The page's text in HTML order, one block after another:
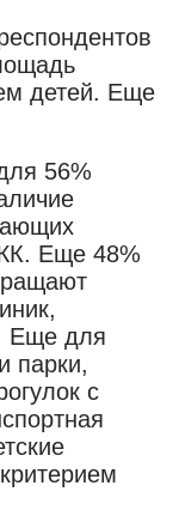
детей. Еще
56%
Еще 48%
Еще для
парки,
с